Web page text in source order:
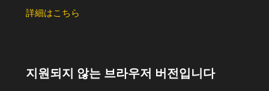
詳細はこちら
지원되지 않는 브라우저 버전입니다